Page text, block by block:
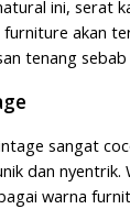
ini, serat
akan
tenang
sangat
dan nyentrik.
warna